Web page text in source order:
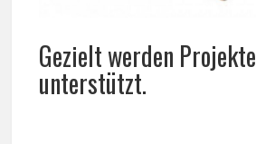
Gezielt werden
unterstützt.